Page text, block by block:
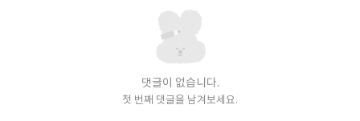
댓글이 없습니다.
첫 번째 댓글을 남겨보세요.